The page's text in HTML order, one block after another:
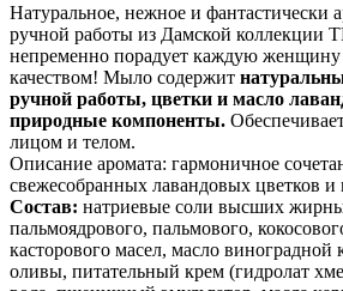
Натуральное, нежное и фантастически
ручной работы из Дамской коллекции
непременно порадует каждую
качеством! Мыло содержит
ручной работы, цветки и масло
природные компоненты.
лицом и телом.
Описание аромата: гармоничное
свежесобранных лавандовых цветков и
Состав: натриевые соли высших
пальмоядрового, пальмового,
касторового масел, масло виноградной
оливы, питательный крем (гидролат